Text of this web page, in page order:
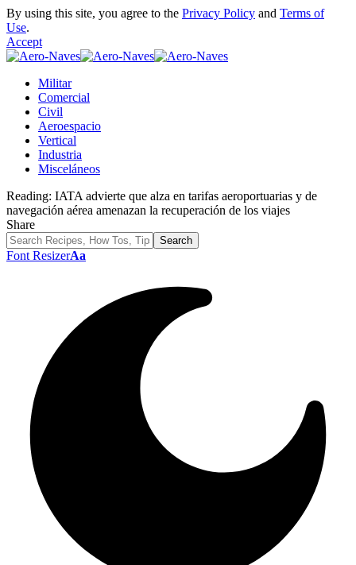
By using this site, you agree to the Privacy Policy and Terms of
Use.
Accept
Militar
Comercial
Civil
Aeroespacio
Vertical
Industria
Misceláneos
Reading: IATA advierte que alza en tarifas aeroportuarias y de
navegación aérea amenazan la recuperación de los viajes
Share
Font ResizerAa